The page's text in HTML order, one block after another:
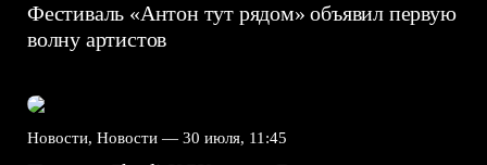
Фестиваль «Антон тут рядом» объявил первую
волну артистов
Новости, Новости — 30 июля, 11:45